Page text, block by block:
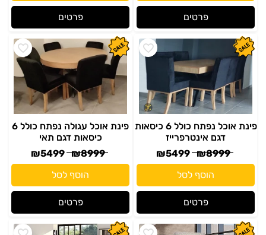
פרטים פרטים
פינת אוכל נפתח כולל 6 כיסאות
דגם אינטרפרייז
₪8999
₪5499
הוסף לסל
פרטים
פינת אוכל עגולה נפתח כולל 6
כיסאות דגם תאי
₪8999
₪5499
הוסף לסל
פרטים